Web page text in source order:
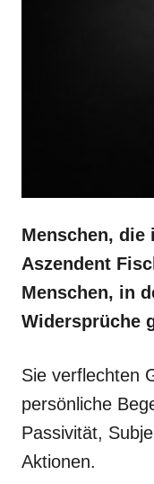
Menschen, die
Aszendent
Menschen, in
Widersprüche
Sie verflechten
persönliche
Passivität,
Aktionen.